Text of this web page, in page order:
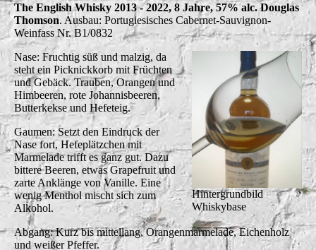
The English Whisky 2013 - 2022, 8 Jahre, 57% alc. Douglas
Thomson. Ausbau: Portugiesisches Cabernet-Sauvignon-
Weinfass Nr. B1/0832
Hintergrundbild
Whiskybase
Nase: Fruchtig süß und malzig, da
steht ein Picknickkorb mit Früchten
und Gebäck. Trauben, Orangen und
Himbeeren, rote Johannisbeeren,
Butterkekse und Hefeteig.
Gaumen: Setzt den Eindruck der
Nase fort, Hefeplätzchen mit
Marmelade trifft es ganz gut. Dazu
bittere Beeren, etwas Grapefruit und
zarte Anklänge von Vanille. Eine
wenig Menthol mischt sich zum
Alkohol.
Abgang: Kurz bis mittellang, Orangenmarmelade, Eichenholz
und weißer Pfeffer.